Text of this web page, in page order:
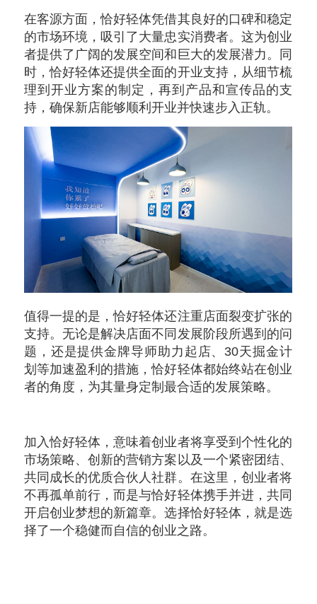
在客源方面，恰好轻体凭借其良好的口碑和稳定
的市场环境，吸引了大量忠实消费者。这为创业
者提供了广阔的发展空间和巨大的发展潜力。同
时，恰好轻体还提供全面的开业支持，从细节梳
理到开业方案的制定，再到产品和宣传品的支
持，确保新店能够顺利开业并快速步入正轨。
值得一提的是，恰好轻体还注重店面裂变扩张的
支持。无论是解决店面不同发展阶段所遇到的问
题，还是提供金牌导师助力起店、30天掘金计
划等加速盈利的措施，恰好轻体都始终站在创业
者的角度，为其量身定制最合适的发展策略。
加入恰好轻体，意味着创业者将享受到个性化的
市场策略、创新的营销方案以及一个紧密团结、
共同成长的优质合伙人社群。在这里，创业者将
不再孤单前行，而是与恰好轻体携手并进，共同
开启创业梦想的新篇章。选择恰好轻体，就是选
择了一个稳健而自信的创业之路。